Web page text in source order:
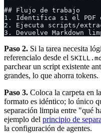
## Flujo de trabajo
1. Identifica si el PDF
2. Ejecuta scripts/
3. Devuelve Markdown
Paso 2. Si la tarea necesita
referencialo desde el SKILL.md
parchear un script existente
grandes, lo que ahorra tokens.
Paso 3. Coloca la carpeta en
formato es idéntico; lo único
separación limpia entre "qué
ejemplo del principio de
la configuración de agentes.